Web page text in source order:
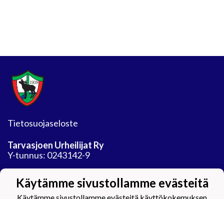
Tietosuojaseloste
Tarvasjoen Urheilijat Ry
Y-tunnus: 0243142-9
Auranmaan tekojaarata Oy
Areenatie 30
Käytämme sivustollamme evästeitä